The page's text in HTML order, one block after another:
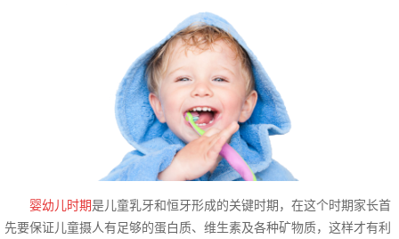
婴幼儿时期是儿童乳牙和恒牙形成的关键时期，在这个时期家长首
先要保证儿童摄人有足够的蛋白质、维生素及各种矿物质，这样才有利